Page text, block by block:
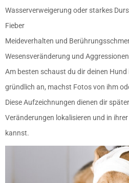
Wasserverweigerung oder starkes
Fieber
Meideverhalten und
Wesensveränderung und Aggressionen
Am besten schaust du dir deinen
gründlich an, machst Fotos von ihm
Diese Aufzeichnungen dienen dir
Veränderungen lokalisieren und in
kannst.